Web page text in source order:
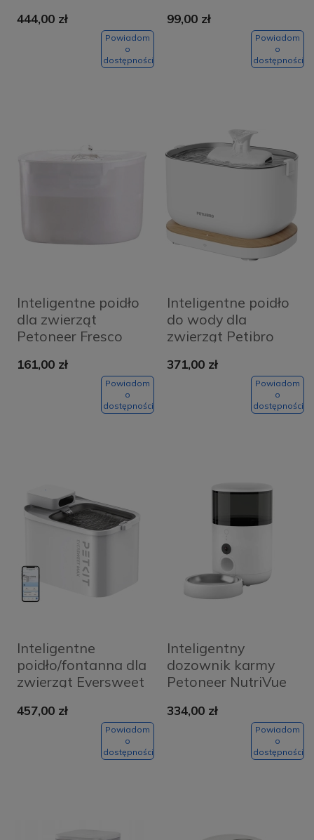
444,00 zł
Powiadom
o
dostępności
99,00 zł
Powiadom
o
dostępności
Inteligentne poidło
dla zwierząt
Petoneer Fresco
161,00 zł
Powiadom
o
dostępności
Inteligentne poidło
do wody dla
zwierząt Petibro
Białe - White
371,00 zł
Powiadom
o
dostępności
Inteligentne
poidło/fontanna dla
zwierząt Eversweet
457,00 zł
Powiadom
o
dostępności
Inteligentny
dozownik karmy
Petoneer NutriVue
334,00 zł
Powiadom
o
dostępności